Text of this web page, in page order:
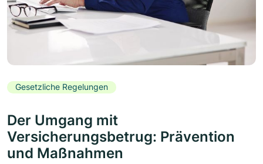
Gesetzliche Regelungen
Der Umgang mit
Versicherungsbetrug: Prävention
und Maßnahmen